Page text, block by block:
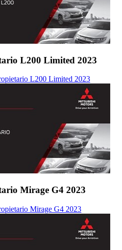
L200 Limited 2023
L200 Limited 2023
Mirage G4 2023
Mirage G4 2023